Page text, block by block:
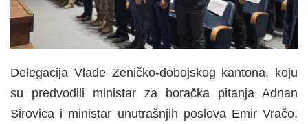
l
Delegacija Vlade Zeničko-dobojskog kantona, koju
su predvodili ministar za boračka pitanja Adnan
Sirovica i ministar unutrašnjih poslova Emir Vračo,